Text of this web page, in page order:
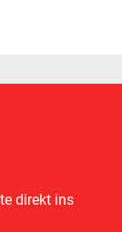
direkt ins